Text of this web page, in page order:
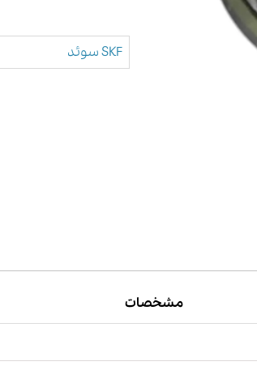
SKF سوئد
مشخصات